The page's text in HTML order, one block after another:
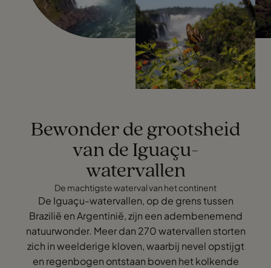
Bewonder de grootsheid
van de Iguaçu-
watervallen
De machtigste waterval van het continent
De Iguaçu-watervallen, op de grens tussen
Brazilië en Argentinië, zijn een adembenemend
natuurwonder. Meer dan 270 watervallen storten
zich in weelderige kloven, waarbij nevel opstijgt
en regenbogen ontstaan boven het kolkende